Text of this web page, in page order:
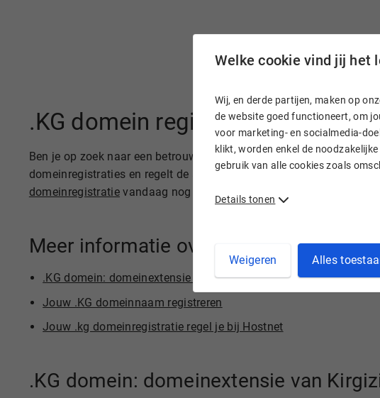
Welke cookie vind jij het
Wij, en derde partijen, maken op
de website goed functioneert, om
voor marketing- en socialmedia-
klikt, worden enkel de
gebruik van alle cookies zoals
Details tonen
Weigeren Alles
.KG domein registreren bij
Ben je op zoek naar een betrouwbare provider bij wie je jouw .kg
domeinregistraties en regelt de aanvraag van jouw .kg domein
domeinregistratie vandaag nog aan bij Hostnet.
Meer informatie over .kg domeinnamen
.KG domein: domeinextensie van Kirgizië
Jouw .KG domeinnaam registreren
Jouw .kg domeinregistratie regel je bij Hostnet
.KG domein: domeinextensie van